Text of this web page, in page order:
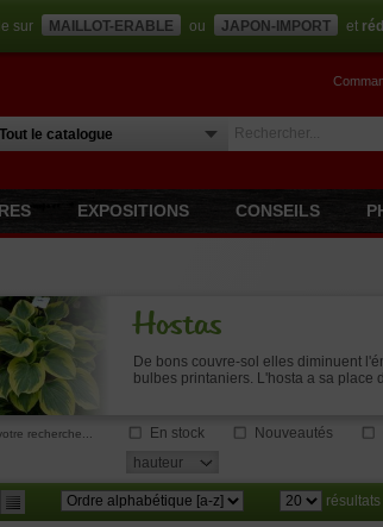
sur MAILLOT-ERABLE ou JAPON-IMPORT et
EXPOSITIONS CONSEILS
Hostas
De bons couvre-sol elles diminuent
bulbes printaniers. L'hosta a sa place
recherche... En stock Nouveautés
hauteur